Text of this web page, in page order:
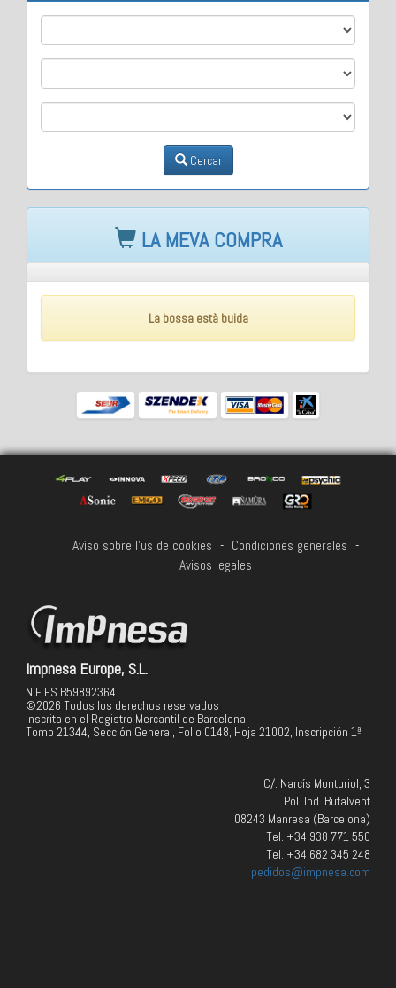
Cercar
LA MEVA COMPRA
La bossa està buida
Avíso sobre l'us de cookies - Condiciones generales -
Avisos legales
Impnesa Europe, S.L.
NIF ES B59892364
©2026 Todos los derechos reservados
Inscrita en el Registro Mercantil de Barcelona,
Tomo 21344, Sección General, Folio 0148, Hoja 21002, Inscripción 1ª
C/. Narcís Monturiol, 3
Pol. Ind. Bufalvent
08243 Manresa (Barcelona)
Tel. +34 938 771 550
Tel. +34 682 345 248
pedidos@impnesa.com